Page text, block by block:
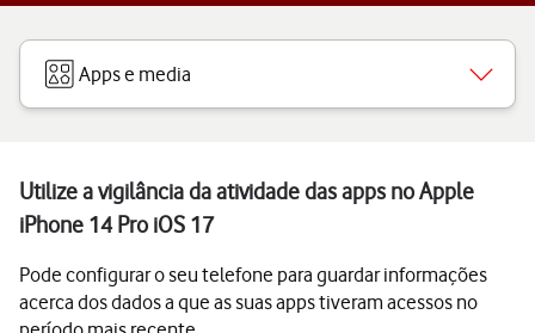
Apps e media
Utilize a vigilância da atividade das apps no Apple
iPhone 14 Pro iOS 17
Pode configurar o seu telefone para guardar informações
acerca dos dados a que as suas apps tiveram acessos no